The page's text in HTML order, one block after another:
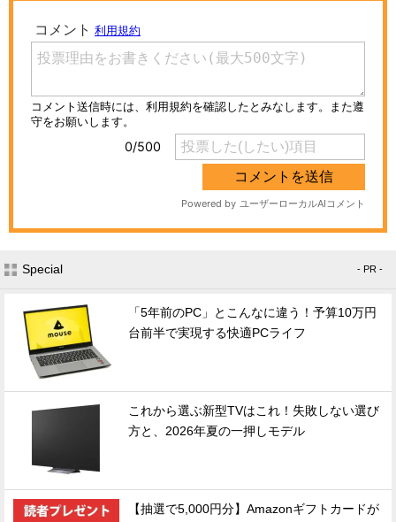
Special - PR -
「5年前のPC」とこんなに違う！予算10万円
台前半で実現する快適PCライフ
これから選ぶ新型TVはこれ！失敗しない選び
方と、2026年夏の一押しモデル
【抽選で5,000円分】Amazonギフトカードが